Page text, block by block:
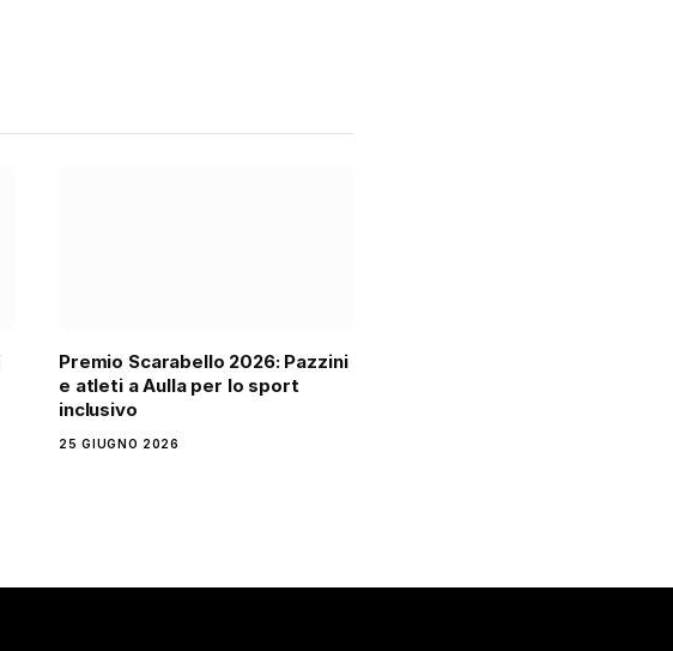
Premio Scarabello 2026: Pazzini
e atleti a Aulla per lo sport
inclusivo
25 GIUGNO 2026